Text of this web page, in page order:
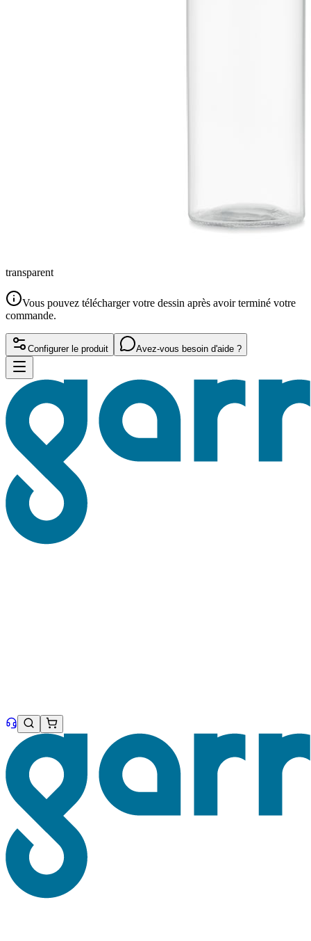
transparent
Vous pouvez télécharger votre dessin après avoir terminé votre
commande.
Configurer le produit Avez-vous besoin d'aide ?